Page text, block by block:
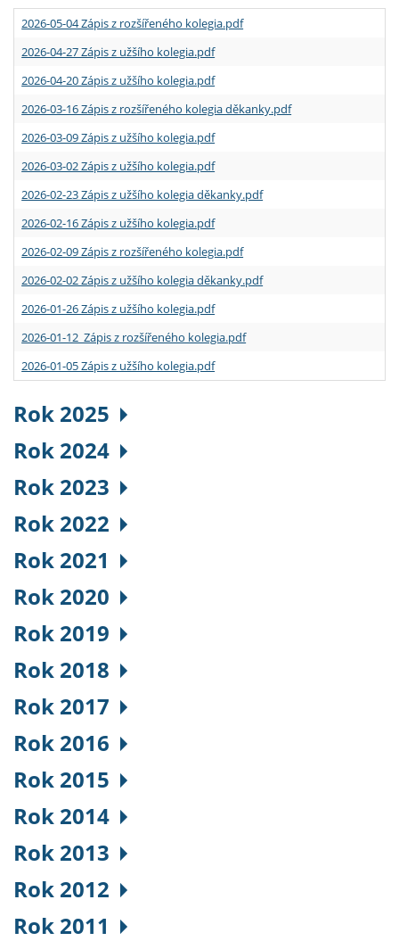
2026-05-04 Zápis z rozšířeného kolegia.pdf
2026-04-27 Zápis z užšího kolegia.pdf
2026-04-20 Zápis z užšího kolegia.pdf
2026-03-16 Zápis z rozšířeného kolegia děkanky.pdf
2026-03-09 Zápis z užšího kolegia.pdf
2026-03-02 Zápis z užšího kolegia.pdf
2026-02-23 Zápis z užšího kolegia děkanky.pdf
2026-02-16 Zápis z užšího kolegia.pdf
2026-02-09 Zápis z rozšířeného kolegia.pdf
2026-02-02 Zápis z užšího kolegia děkanky.pdf
2026-01-26 Zápis z užšího kolegia.pdf
2026-01-12 Zápis z rozšířeného kolegia.pdf
2026-01-05 Zápis z užšího kolegia.pdf
Rok 2025
Rok 2024
Rok 2023
Rok 2022
Rok 2021
Rok 2020
Rok 2019
Rok 2018
Rok 2017
Rok 2016
Rok 2015
Rok 2014
Rok 2013
Rok 2012
Rok 2011